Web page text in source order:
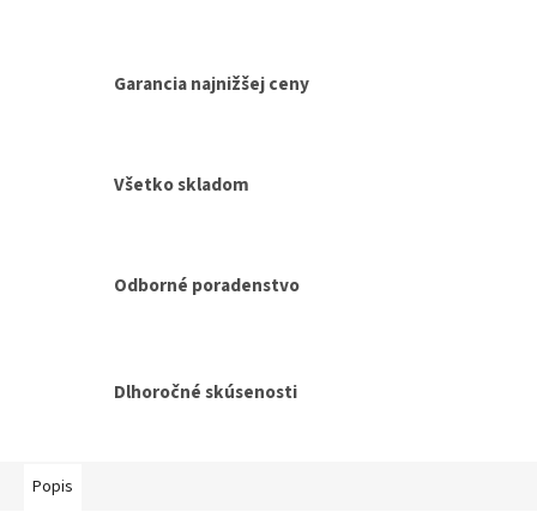
Garancia najnižšej ceny
Všetko skladom
Odborné poradenstvo
Dlhoročné skúsenosti
Popis